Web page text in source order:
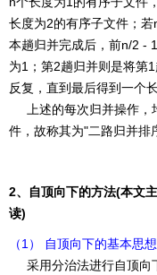
长度为2的有序子文件；
本趟归并完成后，前n/2 -
为1；第2趟归并则是将第
反复，直到最后得到一个
上述的每次归并操作，
件，故称其为"二路归并
2、自顶向下的方法(本文
读)
（1） 自顶向下的基本思想
采用分治法进行自顶向